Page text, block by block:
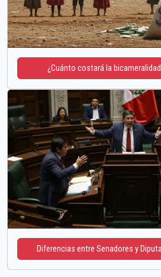
¿Cuánto costará la
Diferencias entre Senadores y